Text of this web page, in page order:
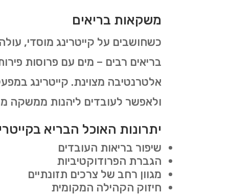
משקאות בריאים
כשחושבים על קייטרינג מוסדי,
בריאים רבים – מים עם פרוסות
אלטרנטיבה מצוינת. קייטרינג
ולאפשר לעובדים ליהנות ממשקה
יתרונות האוכל הבריא
שיפור בריאות העובדים
הגברת הפרודוקטיביות
מגוון רחב של צרכים תזונתיים
חיזוק הקהילה המקומית